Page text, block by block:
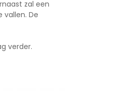
zal een
De
verder.